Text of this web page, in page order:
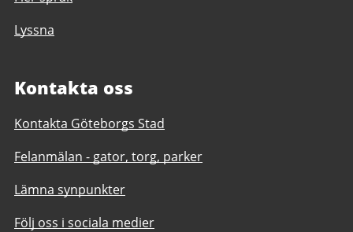
Lyssna
Kontakta oss
Kontakta Göteborgs Stad
Felanmälan - gator, torg, parker
Lämna synpunkter
Följ oss i sociala medier